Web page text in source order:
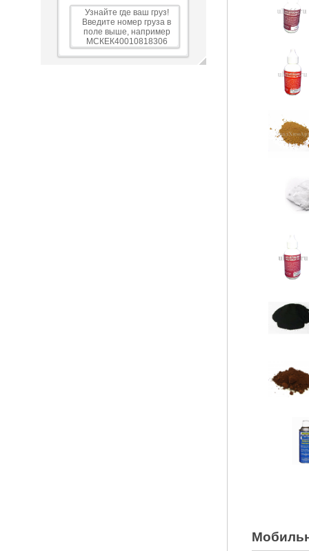
Узнайте где ваш груз!
Введите номер груза в
поле выше, например
МСКЕК40010818306